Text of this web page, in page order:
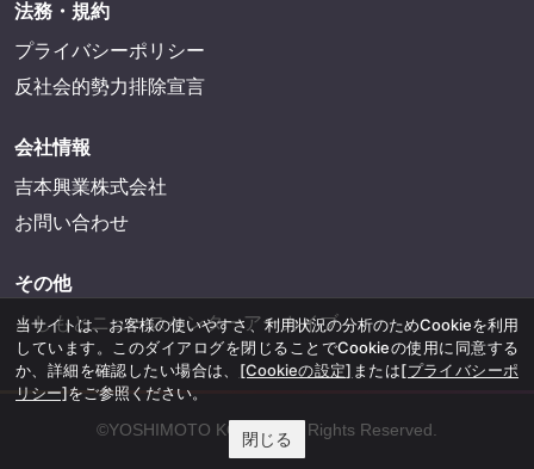
法務・規約
プライバシーポリシー
反社会的勢力排除宣言
会社情報
吉本興業株式会社
お問い合わせ
その他
よしもとニュースセンターアーカイブ
©YOSHIMOTO KOGYO, All Rights Reserved.
当サイトは、お客様の使いやすさ、利用状況の分析のためCookieを利用
しています。このダイアログを閉じることでCookieの使用に同意する
か、詳細を確認したい場合は、 [Cookieの設定] または[プライバシーポ
リシー]をご参照ください。
閉じる